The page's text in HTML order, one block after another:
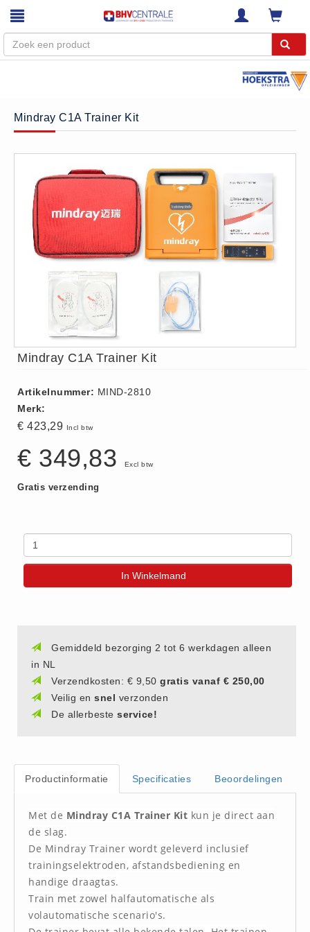
Home
Webshop
Trainingen
E-Learning
Keuringen
RI&E
Bedrijfsnoodplannen
Plattegronden
VCA Trajecten
ISO 9001 Begeleiding
Evenementenveiligheid
Inspectiecentrale
Contact
Klachten
Privacy
AED apparaten (11)
ACTIE
Actie (5)
AED
AED binnen - buiten kasten (11)
AED tassen (14)
Beademings materialen (6)
AED trainers (14)
BHV Kasten
BHV kasten (5)
BHV Kleding
Mindray C1A Trainer Kit
Mindray C1A Trainer Kit
Artikelnummer: MIND-2810
Merk:
€ 423,29 Incl btw
€ 349,83 Excl btw
Gratis verzending
In Winkelmand
Gemiddeld bezorging 2 tot 6 werkdagen alleen
in NL
Verzendkosten: € 9,50 gratis vanaf € 250,00
Veilig en snel verzonden
De allerbeste service!
Productinformatie Specificaties Beoordelingen
Met de Mindray C1A Trainer Kit kun je direct aan
de slag.
De Mindray Trainer wordt geleverd inclusief
trainingselektroden, afstandsbediening en
handige draagtas.
Train met zowel halfautomatische als
volautomatische scenario's.